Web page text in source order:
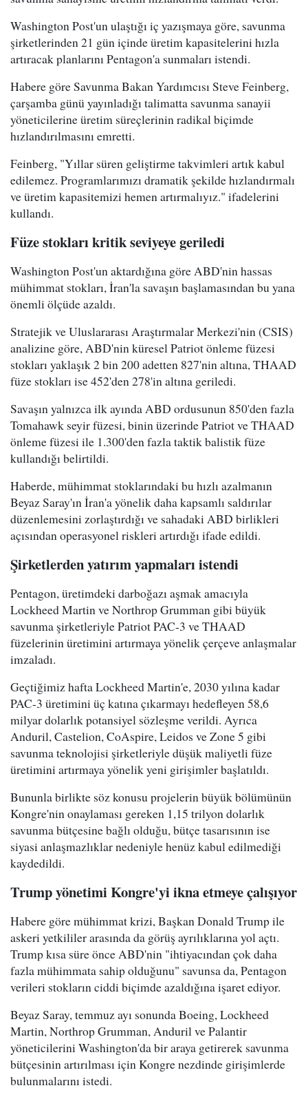
Washington Post'un ulaştığı iç yazışmaya göre, savunma
şirketlerinden 21 gün içinde üretim kapasitelerini hızla
artıracak planlarını Pentagon'a sunmaları istendi.
Habere göre Savunma Bakan Yardımcısı Steve Feinberg,
çarşamba günü yayınladığı talimatta savunma sanayii
yöneticilerine üretim süreçlerinin radikal biçimde
hızlandırılmasını emretti.
Feinberg, "Yıllar süren geliştirme takvimleri artık kabul
edilemez. Programlarımızı dramatik şekilde hızlandırmalı
ve üretim kapasitemizi hemen artırmalıyız." ifadelerini
kullandı.
Füze stokları kritik seviyeye geriledi
Washington Post'un aktardığına göre ABD'nin hassas
mühimmat stokları, İran'la savaşın başlamasından bu yana
önemli ölçüde azaldı.
Stratejik ve Uluslararası Araştırmalar Merkezi'nin (CSIS)
analizine göre, ABD'nin küresel Patriot önleme füzesi
stokları yaklaşık 2 bin 200 adetten 827'nin altına, THAAD
füze stokları ise 452'den 278'in altına geriledi.
Savaşın yalnızca ilk ayında ABD ordusunun 850'den fazla
Tomahawk seyir füzesi, binin üzerinde Patriot ve THAAD
önleme füzesi ile 1.300'den fazla taktik balistik füze
kullandığı belirtildi.
Haberde, mühimmat stoklarındaki bu hızlı azalmanın
Beyaz Saray'ın İran'a yönelik daha kapsamlı saldırılar
düzenlemesini zorlaştırdığı ve sahadaki ABD birlikleri
açısından operasyonel riskleri artırdığı ifade edildi.
Şirketlerden yatırım yapmaları istendi
Pentagon, üretimdeki darboğazı aşmak amacıyla
Lockheed Martin ve Northrop Grumman gibi büyük
savunma şirketleriyle Patriot PAC-3 ve THAAD
füzelerinin üretimini artırmaya yönelik çerçeve anlaşmalar
imzaladı.
Geçtiğimiz hafta Lockheed Martin'e, 2030 yılına kadar
PAC-3 üretimini üç katına çıkarmayı hedefleyen 58,6
milyar dolarlık potansiyel sözleşme verildi. Ayrıca
Anduril, Castelion, CoAspire, Leidos ve Zone 5 gibi
savunma teknolojisi şirketleriyle düşük maliyetli füze
üretimini artırmaya yönelik yeni girişimler başlatıldı.
Bununla birlikte söz konusu projelerin büyük bölümünün
Kongre'nin onaylaması gereken 1,15 trilyon dolarlık
savunma bütçesine bağlı olduğu, bütçe tasarısının ise
siyasi anlaşmazlıklar nedeniyle henüz kabul edilmediği
kaydedildi.
Trump yönetimi Kongre'yi ikna etmeye çalışıyor
Habere göre mühimmat krizi, Başkan Donald Trump ile
askeri yetkililer arasında da görüş ayrılıklarına yol açtı.
Trump kısa süre önce ABD'nin "ihtiyacından çok daha
fazla mühimmata sahip olduğunu" savunsa da, Pentagon
verileri stokların ciddi biçimde azaldığına işaret ediyor.
Beyaz Saray, temmuz ayı sonunda Boeing, Lockheed
Martin, Northrop Grumman, Anduril ve Palantir
yöneticilerini Washington'da bir araya getirerek savunma
bütçesinin artırılması için Kongre nezdinde girişimlerde
bulunmalarını istedi.